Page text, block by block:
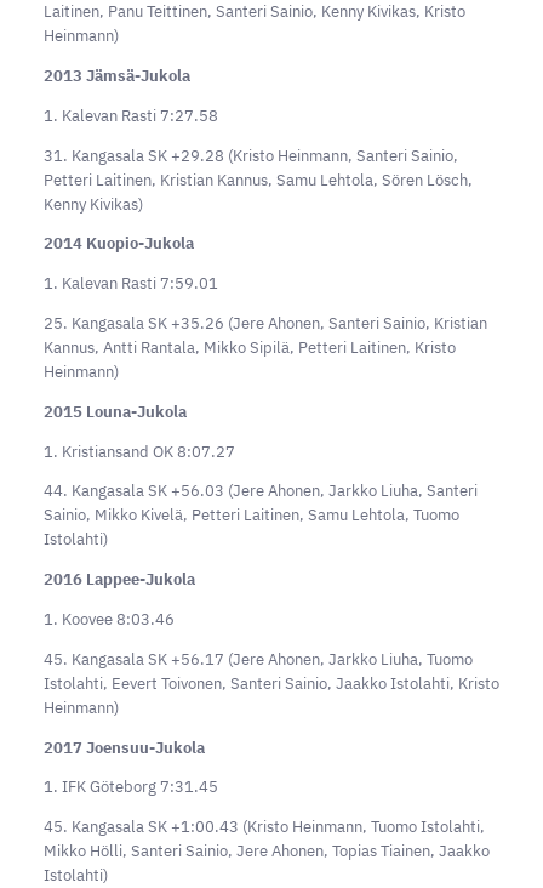
Laitinen, Panu Teittinen, Santeri Sainio, Kenny Kivikas, Kristo
Heinmann)
2013 Jämsä-Jukola
1. Kalevan Rasti 7:27.58
31. Kangasala SK +29.28 (Kristo Heinmann, Santeri Sainio,
Petteri Laitinen, Kristian Kannus, Samu Lehtola, Sören Lösch,
Kenny Kivikas)
2014 Kuopio-Jukola
1. Kalevan Rasti 7:59.01
25. Kangasala SK +35.26 (Jere Ahonen, Santeri Sainio, Kristian
Kannus, Antti Rantala, Mikko Sipilä, Petteri Laitinen, Kristo
Heinmann)
2015 Louna-Jukola
1. Kristiansand OK 8:07.27
44. Kangasala SK +56.03 (Jere Ahonen, Jarkko Liuha, Santeri
Sainio, Mikko Kivelä, Petteri Laitinen, Samu Lehtola, Tuomo
Istolahti)
2016 Lappee-Jukola
1. Koovee 8:03.46
45. Kangasala SK +56.17 (Jere Ahonen, Jarkko Liuha, Tuomo
Istolahti, Eevert Toivonen, Santeri Sainio, Jaakko Istolahti, Kristo
Heinmann)
2017 Joensuu-Jukola
1. IFK Göteborg 7:31.45
45. Kangasala SK +1:00.43 (Kristo Heinmann, Tuomo Istolahti,
Mikko Hölli, Santeri Sainio, Jere Ahonen, Topias Tiainen, Jaakko
Istolahti)